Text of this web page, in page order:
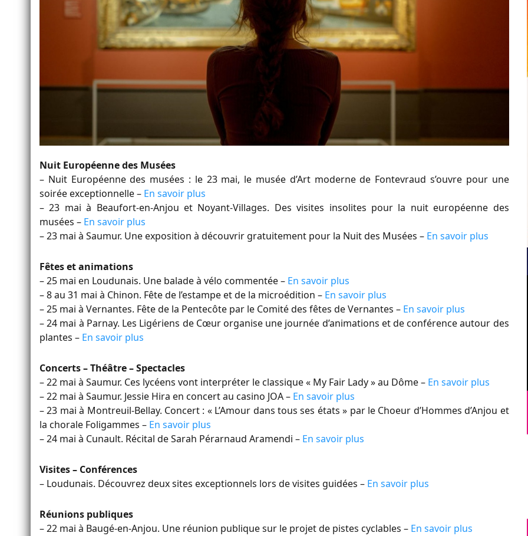
Nuit Européenne des Musées
– Nuit Européenne des musées : le 23 mai, le musée d’Art moderne de Fontevraud s’ouvre pour une
soirée exceptionnelle – En savoir plus
– 23 mai à Beaufort-en-Anjou et Noyant-Villages. Des visites insolites pour la nuit européenne des
musées – En savoir plus
– 23 mai à Saumur. Une exposition à découvrir gratuitement pour la Nuit des Musées – En savoir plus
Fêtes et animations
– 25 mai en Loudunais. Une balade à vélo commentée – En savoir plus
– 8 au 31 mai à Chinon. Fête de l’estampe et de la microédition – En savoir plus
– 25 mai à Vernantes. Fête de la Pentecôte par le Comité des fêtes de Vernantes – En savoir plus
– 24 mai à Parnay. Les Ligériens de Cœur organise une journée d’animations et de conférence autour des
plantes – En savoir plus
Concerts – Théâtre – Spectacles
– 22 mai à Saumur. Ces lycéens vont interpréter le classique « My Fair Lady » au Dôme – En savoir plus
– 22 mai à Saumur. Jessie Hira en concert au casino JOA – En savoir plus
– 23 mai à Montreuil-Bellay. Concert : « L’Amour dans tous ses états » par le Choeur d’Hommes d’Anjou et
la chorale Foligammes – En savoir plus
– 24 mai à Cunault. Récital de Sarah Pérarnaud Aramendi – En savoir plus
Visites – Conférences
– Loudunais. Découvrez deux sites exceptionnels lors de visites guidées – En savoir plus
Réunions publiques
– 22 mai à Baugé-en-Anjou. Une réunion publique sur le projet de pistes cyclables – En savoir plus